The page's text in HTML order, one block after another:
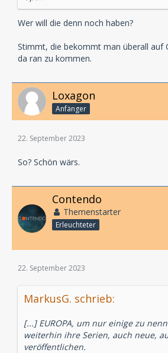
Wer will die denn noch haben?
Stimmt, die bekommt man überall auf
da ran zu kommen.
Loxagon
Anfänger
22. September 2023
So? Schön wärs.
Contendo
Themenstarter
Erleuchteter
22. September 2023
MarkusG. schrieb:
[...] EUROPA, um nur einige zu
weiterhin ihre Serien, auch neue,
veröffentlichen.